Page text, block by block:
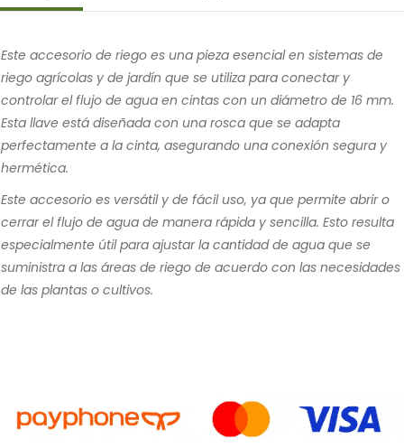
Este accesorio de riego es una pieza esencial en sistemas de
riego agrícolas y de jardín que se utiliza para conectar y
controlar el flujo de agua en cintas con un diámetro de 16 mm.
Esta llave está diseñada con una rosca que se adapta
perfectamente a la cinta, asegurando una conexión segura y
hermética.
Este accesorio es versátil y de fácil uso, ya que permite abrir o
cerrar el flujo de agua de manera rápida y sencilla. Esto resulta
especialmente útil para ajustar la cantidad de agua que se
suministra a las áreas de riego de acuerdo con las necesidades
de las plantas o cultivos.